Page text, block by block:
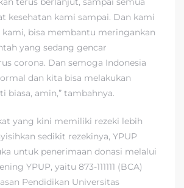
kesehatan kami sampai. Dan kami
kami, bisa membantu meringankan
yang sedang gencar
corona. Dan semoga Indonesia
dan kita bisa melakukan
biasa, amin,” tambahnya.
yang kini memiliki rezeki lebih
sedikit rezekinya, YPUP
untuk penerimaan donasi melalui
YPUP, yaitu 873-111111 (BCA)
Pendidikan Universitas